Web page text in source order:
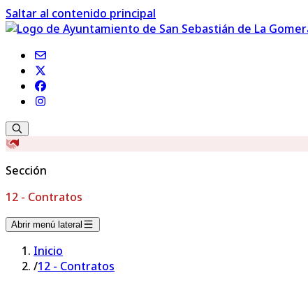
Saltar al contenido principal
Sección
12 - Contratos
Abrir menú lateral
Inicio
/12 - Contratos